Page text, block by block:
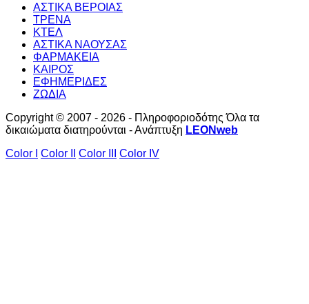
ΑΣΤΙΚΑ ΒΕΡΟΙΑΣ
ΤΡΕΝΑ
ΚΤΕΛ
ΑΣΤΙΚΑ ΝΑΟΥΣΑΣ
ΦΑΡΜΑΚΕΙΑ
ΚΑΙΡΟΣ
ΕΦΗΜΕΡΙΔΕΣ
ΖΩΔΙΑ
Copyright © 2007 - 2026 - Πληροφοριοδότης Όλα τα
δικαιώματα διατηρούνται - Ανάπτυξη LEONweb
Color I
Color II Color III Color IV